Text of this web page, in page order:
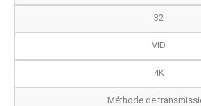
32
VID
4K
Méthode de